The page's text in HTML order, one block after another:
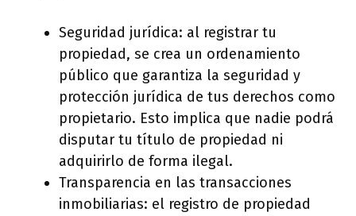
Seguridad jurídica: al registrar tu
propiedad, se crea un ordenamiento
público que garantiza la seguridad y
protección jurídica de tus derechos como
propietario. Esto implica que nadie podrá
disputar tu título de propiedad ni
adquirirlo de forma ilegal.
Transparencia en las transacciones
inmobiliarias: el registro de propiedad